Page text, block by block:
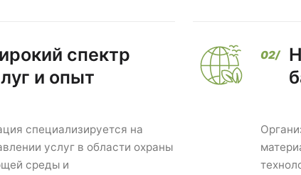
спектр
и опыт
специализируется на
услуг в области охраны
среды и